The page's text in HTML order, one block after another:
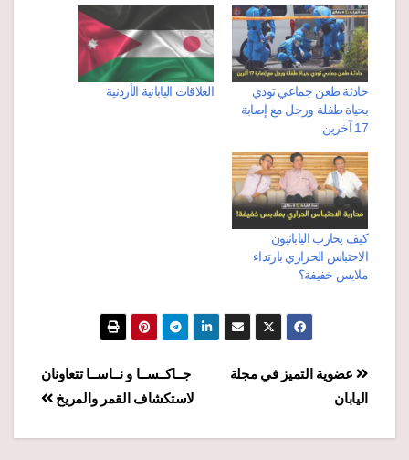
حادثة طعن جماعي تودي
بحياة طفلة ورجل مع إصابة
17 آخرين
العلاقات اليابانية الأردنية
كيف يحارب اليابانيون
الاحتباس الحراري بارتداء
ملابس خفيفة؟
تصفّح
المقالات
جــاكــســا و نــاســا تتعاونان
لاستكشاف القمر والمريخ
عضوية التميز في مجلة
اليابان